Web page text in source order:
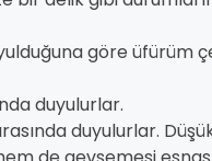
göre üfürüm
duyulurlar.
duyulurlar.